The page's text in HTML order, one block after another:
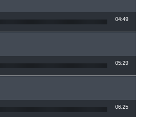
04:49
05:29
06:25